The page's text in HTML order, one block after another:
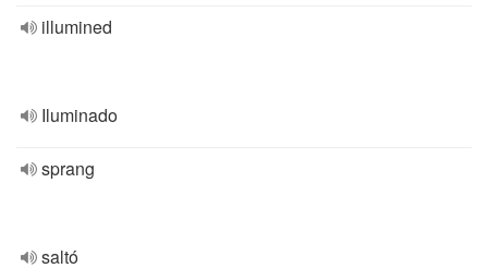
illumined
Iluminado
sprang
saltó